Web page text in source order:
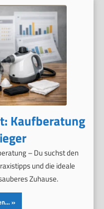
Kaufberatung
– Du suchst den
und die ideale
Zuhause.